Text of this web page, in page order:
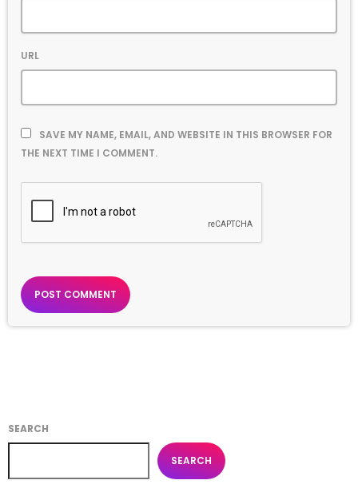
URL
SAVE MY NAME, EMAIL, AND WEBSITE IN THIS BROWSER FOR
THE NEXT TIME I COMMENT.
SEARCH
SEARCH